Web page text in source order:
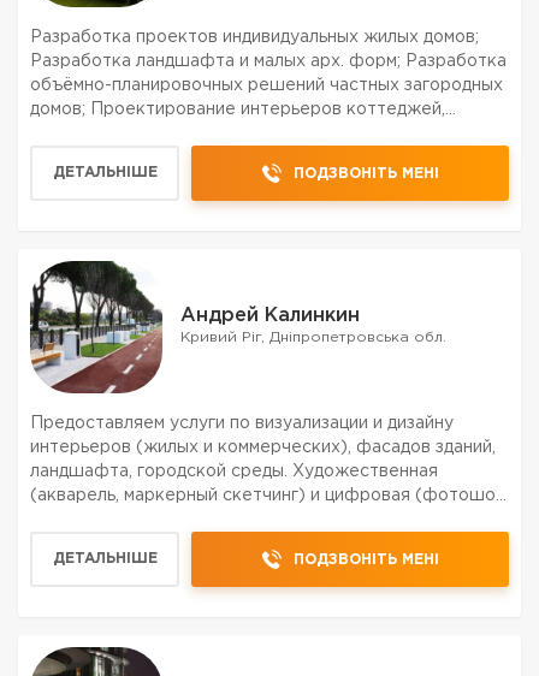
Разработка проектов индивидуальных жилых домов;
Разработка ландшафта и малых арх. форм; Разработка
объёмно-планировочных решений частных загородных
домов; Проектирование интерьеров коттеджей,
Разработ...
ДЕТАЛЬНІШЕ ПОДЗВОНІТЬ МЕНІ
Андрей Калинкин
Кривий Ріг, Дніпропетровська обл.
Предоставляем услуги по визуализации и дизайну
интерьеров (жилых и коммерческих), фасадов зданий,
ландшафта, городской среды. Художественная
(акварель, маркерный скетчинг) и цифровая (фотошоп,
ДЕТАЛЬНІШЕ ПОДЗВОНІТЬ МЕНІ